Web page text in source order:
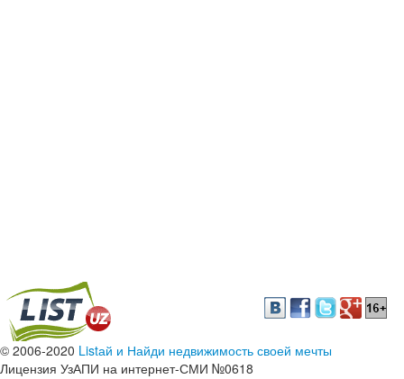
© 2006-2020 Listай и Найди недвижимость своей мечты
Лицензия УзАПИ на интернет-СМИ №0618